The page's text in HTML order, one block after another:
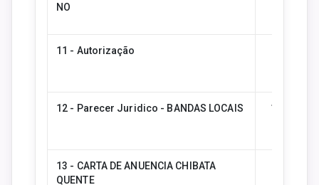
NO
11 - Autorização
12 - Parecer Juridico - BANDAS LOCAIS 12 -
13 - CARTA DE ANUENCIA CHIBATA
QUENTE